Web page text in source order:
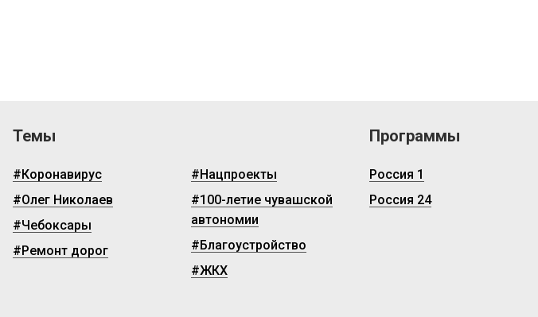
Темы
#Коронавирус
#Олег Николаев
#Чебоксары
#Ремонт дорог
#Нацпроекты
#100-летие чувашской
автономии
#Благоустройство
#ЖКХ
Программы
Россия 1
Россия 24